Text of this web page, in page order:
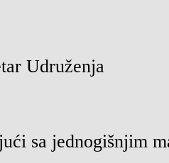
Udruženja
sa jednogišnjim